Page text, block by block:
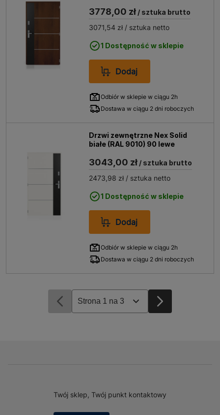
3778,00 zł / sztuka brutto
3071,54 zł / sztuka netto
1 Dostępność w sklepie
Dodaj
Odbiór w sklepie w ciągu 2h
Dostawa w ciągu 2 dni roboczych
Drzwi zewnętrzne Nex Solid
białe (RAL 9010) 90 lewe
3043,00 zł / sztuka brutto
2473,98 zł / sztuka netto
1 Dostępność w sklepie
Dodaj
Odbiór w sklepie w ciągu 2h
Dostawa w ciągu 2 dni roboczych
Twój sklep, Twój punkt kontaktowy